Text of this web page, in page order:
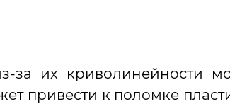
за их криволинейности
привести к поломке